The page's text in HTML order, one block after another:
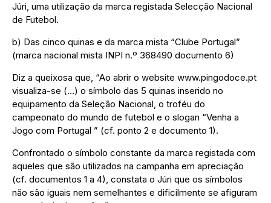
Júri, uma utilização da marca registada Selecção Nacional
de Futebol.
b) Das cinco quinas e da marca mista “Clube Portugal”
(marca nacional mista INPI n.º 368490 documento 6)
Diz a queixosa que, “Ao abrir o website www.pingodoce.pt
visualiza-se (…) o símbolo das 5 quinas inserido no
equipamento da Seleção Nacional, o troféu do
campeonato do mundo de futebol e o slogan “Venha a
Jogo com Portugal ” (cf. ponto 2 e documento 1).
Confrontado o símbolo constante da marca registada com
aqueles que são utilizados na campanha em apreciação
(cf. documentos 1 a 4), constata o Júri que os símbolos
não são iguais nem semelhantes e dificilmente se afiguram